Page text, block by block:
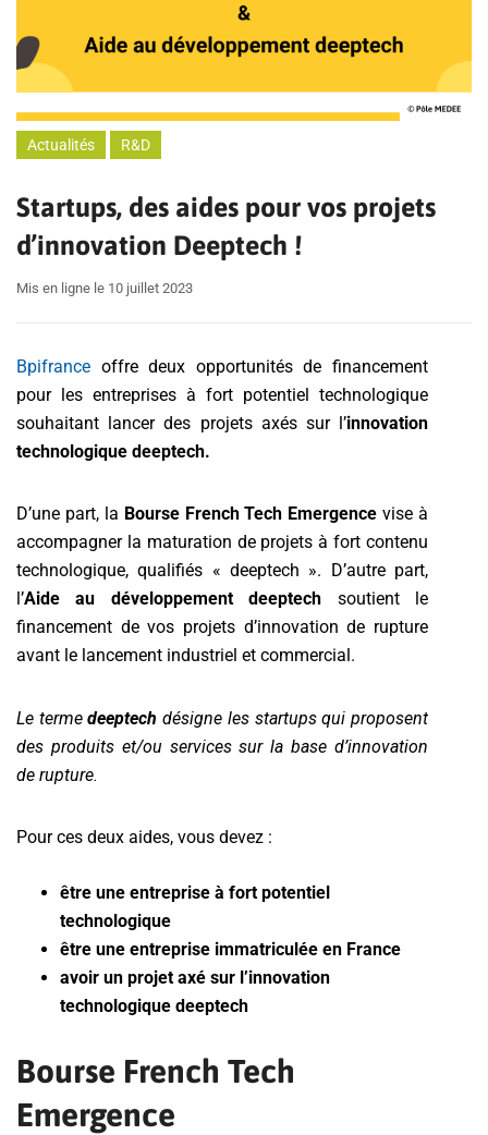
Actualités R&D
Startups, des aides pour vos projets
d’innovation Deeptech !
Mis en ligne le 10 juillet 2023
Bpifrance offre deux opportunités de financement
pour les entreprises à fort potentiel technologique
souhaitant lancer des projets axés sur l’innovation
technologique deeptech.
D’une part, la Bourse French Tech Emergence vise à
accompagner la maturation de projets à fort contenu
technologique, qualifiés « deeptech ». D’autre part,
l’Aide au développement deeptech soutient le
financement de vos projets d’innovation de rupture
avant le lancement industriel et commercial.
Le termedeeptechdésigne les startups qui proposent
des produits et/ou services sur la base d’innovation
de rupture.
Pour ces deux aides, vous devez :
être une entreprise à fort potentiel
technologique
être une entreprise immatriculée en France
avoir un projet axé sur l’innovation
technologique deeptech
Bourse French Tech
Emergence